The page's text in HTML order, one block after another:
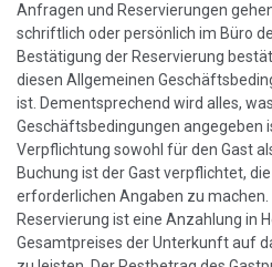
Anfragen und Reservierungen
schriftlich oder persönlich im Büro
Bestätigung der Reservierung
diesen Allgemeinen
ist. Dementsprechend wird alles,
Geschäftsbedingungen angegeben
Verpflichtung sowohl für den Gast
Buchung ist der Gast verpflichtet,
erforderlichen Angaben zu
Reservierung ist eine Anzahlung in
Gesamtpreises der Unterkunft auf